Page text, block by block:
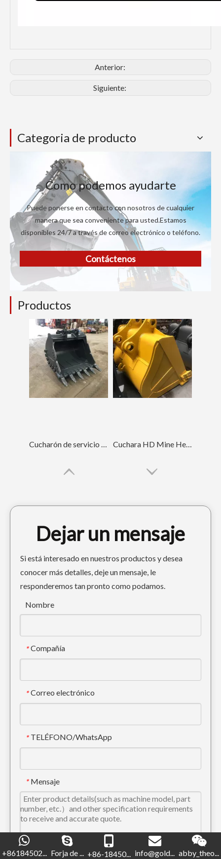
Anterior:
Siguiente:
Categoria de producto
Como podemos ayudarte
Puede ponerse en contacto con nosotros de cualquier
manera que sea conveniente para usted.Estamos
disponibles 24/7 a través de correo electrónico o teléfono.
Contáctenos
Productos
Cucharón desgarrador para excavadora de servicio pesado HXMD CAT 320 330 336
Cubo basculante para lodo Yellow Rock E320 1.0m3 Cubo para rocas
Dejar un mensaje
Si está interesado en nuestros productos y desea
conocer más detalles, deje un mensaje, le
responderemos tan pronto como podamos.
Nombre
* Compañía
* Correo electrónico
* TELÉFONO/WhatsApp
* Mensaje
* código de verificación
+86184502... Forja de ... +86-18450... info@gold... abby_theo...